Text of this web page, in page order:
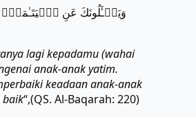
وَیَسۡـَٔلُونَكَ عَنِ
lagi kepadamu (wahai
anak-anak yatim.
keadaan anak-anak
“,(QS. Al-Baqarah: 220)